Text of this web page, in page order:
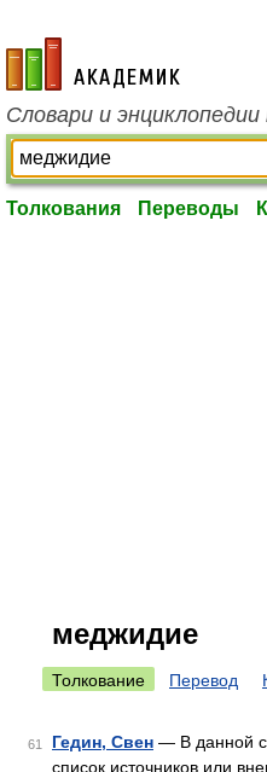
academic.ru
Словари и
Толкования Переводы
меджидие
Толкование Перевод
61 Гедин, Свен — В данной
список источников или